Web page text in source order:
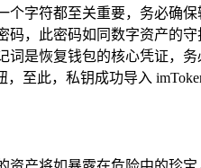
字符都至关重要，务必确
，此密码如同数字资产的守
是恢复钱包的核心凭证，
至此，私钥成功导入